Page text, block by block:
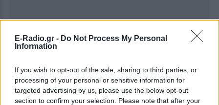
E-Radio.gr - Do Not Process My Personal
Information
If you wish to opt-out of the sale, sharing to third parties, or
processing of your personal or sensitive information for
targeted advertising by us, please use the below opt-out
section to confirm your selection. Please note that after your